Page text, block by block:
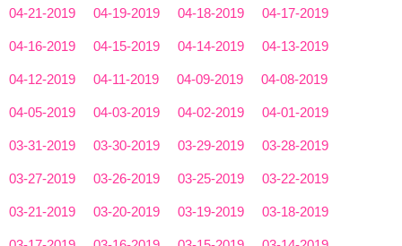
04-21-2019 04-19-2019 04-18-2019 04-17-2019
04-16-2019 04-15-2019 04-14-2019 04-13-2019
04-12-2019 04-11-2019 04-09-2019 04-08-2019
04-05-2019 04-03-2019 04-02-2019 04-01-2019
03-31-2019 03-30-2019 03-29-2019 03-28-2019
03-27-2019 03-26-2019 03-25-2019 03-22-2019
03-21-2019 03-20-2019 03-19-2019 03-18-2019